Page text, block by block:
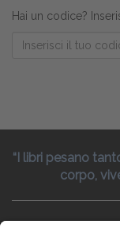
Hai un codice?
“I libri pesano
corpo,